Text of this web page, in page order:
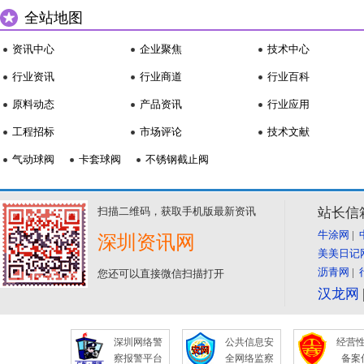
全站地图
资讯中心
行业资讯
原料动态
工程招标
企业聚焦
行业商道
产品资讯
市场评论
技术中心
行业百科
行业应用
技术文献
气动球阀 卡套球阀 不锈钢截止阀
扫描二维码，获取手机版最新资讯
深圳资讯网
您还可以直接微信扫描打开
站长信
牛涂网 |
美美日记
沥青网 |
汉龙网
深圳网络警
察报警平台
公共信息安
全网络监察
经营
备案